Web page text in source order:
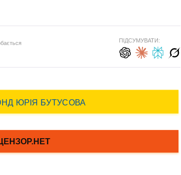
ПІДСУМУВАТИ: